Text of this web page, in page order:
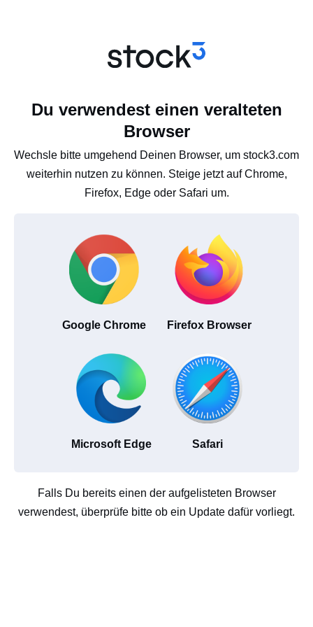
Du verwendest einen veralteten
Browser
Wechsle bitte umgehend Deinen Browser, um stock3.com
weiterhin nutzen zu können. Steige jetzt auf Chrome,
Firefox, Edge oder Safari um.
Google Chrome Firefox Browser
Microsoft Edge Safari
Falls Du bereits einen der aufgelisteten Browser
verwendest, überprüfe bitte ob ein Update dafür vorliegt.